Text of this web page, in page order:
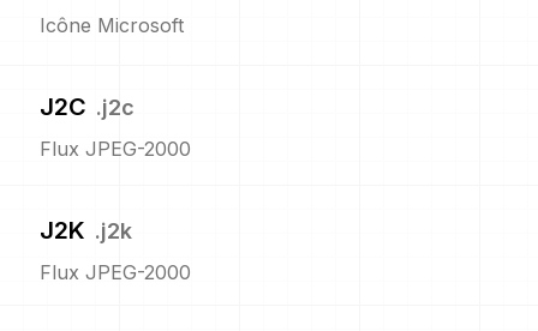
Icône Microsoft
J2C .j2c
Flux JPEG-2000
J2K .j2k
Flux JPEG-2000